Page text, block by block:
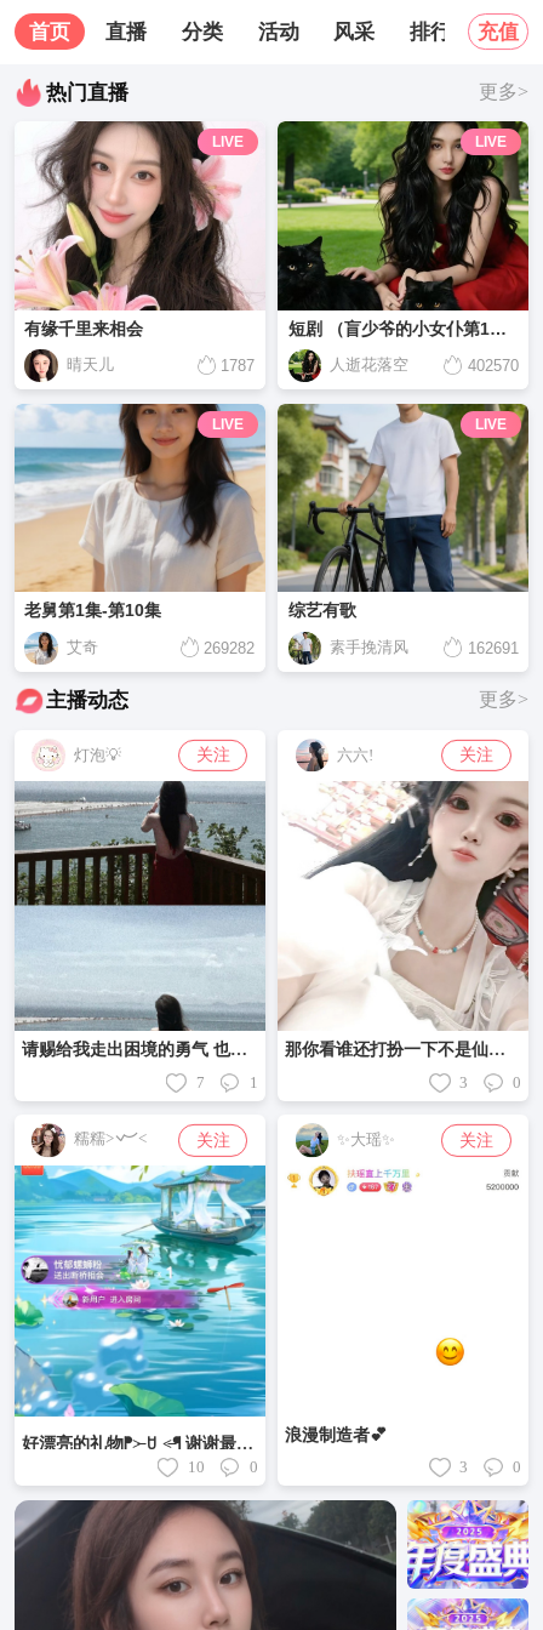
充值
首页 直播 分类 活动 风采 排行榜 关
热门直播 更多>
LIVE
有缘千里来相会
晴天儿 1787
LIVE
短剧 （盲少爷的小女仆第1集-第15集）
人逝花落空 402570
LIVE
老舅第1集-第10集
艾奇 269282
LIVE
综艺有歌
素手挽清风 162691
主播动态 更多>
灯泡💡 关注
请赐给我走出困境的勇气 也赐给我面对悲鸣的孤胆
7 1
六六! 关注
那你看谁还打扮一下不是仙女了
3 0
糯糯>𐋣< 关注
好漂亮的礼物ᖰ˃̶ ꇴ ˂̶ᖳ 谢谢最好的k宝带俺们看～ 开心喵⌯^⦁֊⦁^⌯੭
10 0
✨大瑶✨ 关注
浪漫制造者💕
3 0